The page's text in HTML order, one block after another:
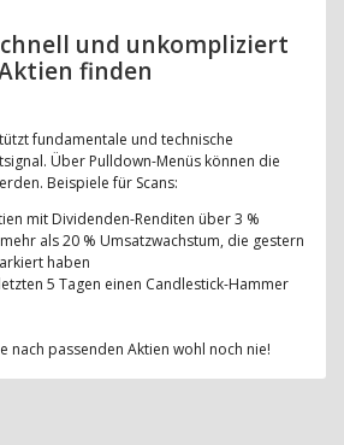
und unkompliziert
finden
fundamentale und technische
Über Pulldown-Menüs können die
Beispiele für Scans:
mit Dividenden-Renditen über 3 %
als 20 % Umsatzwachstum, die gestern
haben
5 Tagen einen Candlestick-Hammer
nach passenden Aktien wohl noch nie!